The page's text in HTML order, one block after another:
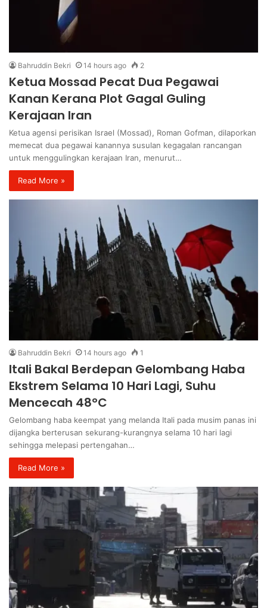
Bahruddin Bekri 14 hours ago 2
Ketua Mossad Pecat Dua Pegawai
Kanan Kerana Plot Gagal Guling
Kerajaan Iran
Ketua agensi perisikan Israel (Mossad), Roman Gofman, dilaporkan
memecat dua pegawai kanannya susulan kegagalan rancangan
untuk menggulingkan kerajaan Iran, menurut…
Read More »
Bahruddin Bekri 14 hours ago 1
Itali Bakal Berdepan Gelombang Haba
Ekstrem Selama 10 Hari Lagi, Suhu
Mencecah 48°C
Gelombang haba keempat yang melanda Itali pada musim panas ini
dijangka berterusan sekurang-kurangnya selama 10 hari lagi
sehingga melepasi pertengahan…
Read More »